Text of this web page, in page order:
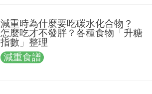
減重時為什麼要吃碳水化合物？
怎麼吃才不發胖？各種食物「升糖
指數」整理
減重食譜